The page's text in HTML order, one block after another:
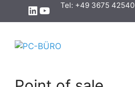
LinkedIn
YouTube
Tel: +49 3675 42540